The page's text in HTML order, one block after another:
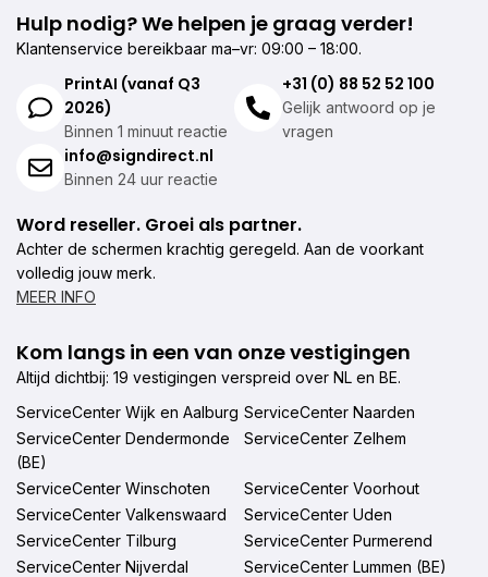
Hulp nodig? We helpen je graag verder!
Klantenservice bereikbaar ma–vr: 09:00 – 18:00.
PrintAI (vanaf Q3
2026)
Binnen 1 minuut reactie
+31 (0) 88 52 52 100
Gelijk antwoord op je
vragen
info@signdirect.nl
Binnen 24 uur reactie
Word reseller. Groei als partner.
Achter de schermen krachtig geregeld. Aan de voorkant
volledig jouw merk.
MEER INFO
Kom langs in een van onze vestigingen
Altijd dichtbij: 19 vestigingen verspreid over NL en BE.
ServiceCenter Wijk en Aalburg ServiceCenter Naarden
ServiceCenter Dendermonde
(BE)
ServiceCenter Zelhem
ServiceCenter Winschoten
ServiceCenter Voorhout
ServiceCenter Valkenswaard
ServiceCenter Uden
ServiceCenter Tilburg
ServiceCenter Purmerend
ServiceCenter Nijverdal
ServiceCenter Lummen (BE)